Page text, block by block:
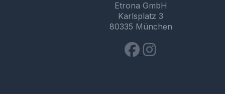
Etrona GmbH
Karlsplatz 3
80335 München